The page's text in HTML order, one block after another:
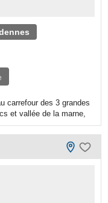
carrefour des 3 grandes
et vallée de la marne,